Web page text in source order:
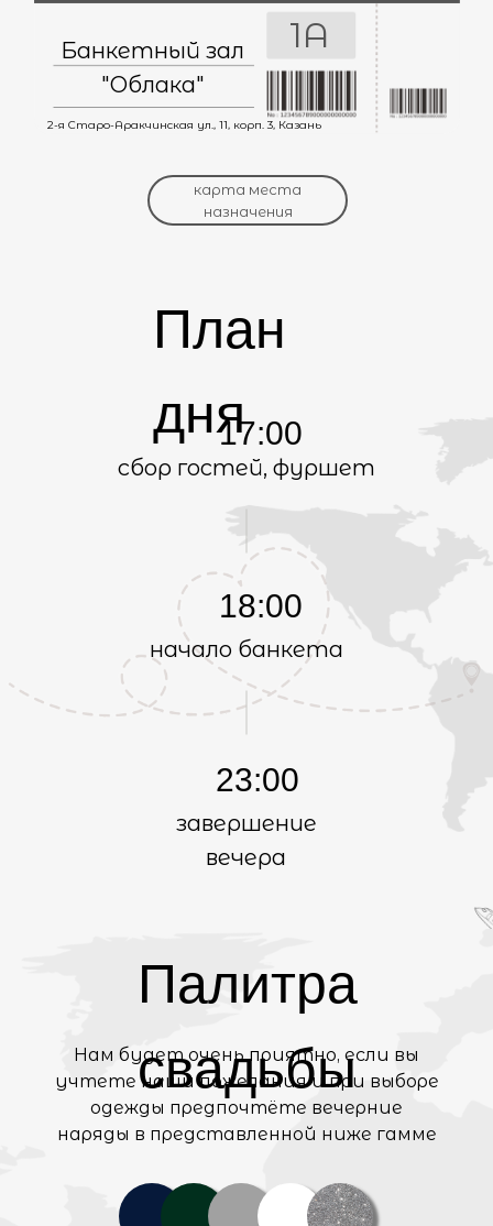
1А
Банкетный зал
"Облака"
2-я Старо-Аракчинская ул., 11, корп. 3, Казань
карта места
назначения
План
дня17:00
начало банкета
18:00
сбор гостей, фуршет
23:00
завершение
вечера
Палитра
свадьбы
Нам будет очень приятно, если вы
учтете наши пожелания и при выборе
одежды предпочтёте вечерние
наряды в представленной ниже гамме